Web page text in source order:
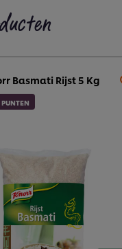
Basmati Rijst 5 Kg
PUNTEN